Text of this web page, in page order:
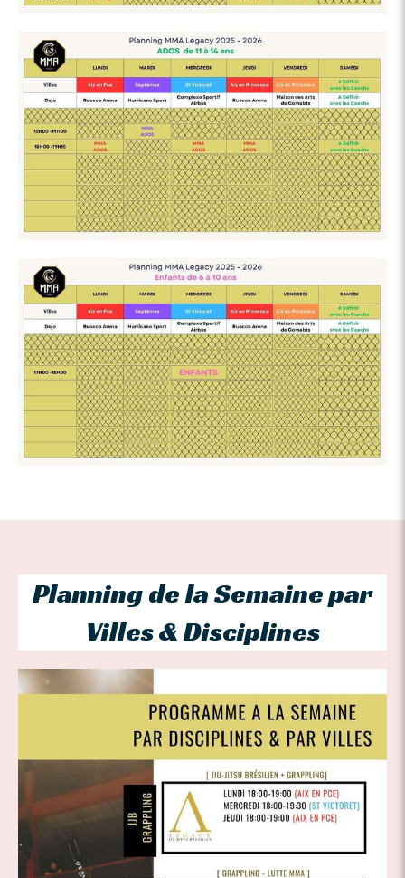
Planning de la Semaine par
Villes & Disciplines